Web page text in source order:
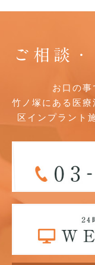
ご相談
お口の事
竹ノ塚にある医
区インプラント